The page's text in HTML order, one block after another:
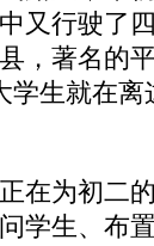
又行驶了
，著名的
生就在
在为初二
学生、布